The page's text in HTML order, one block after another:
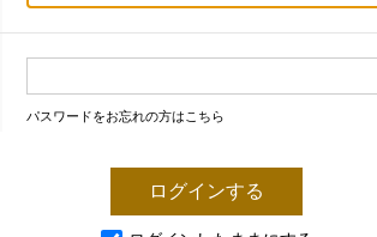
パスワードをお忘れの方はこちら